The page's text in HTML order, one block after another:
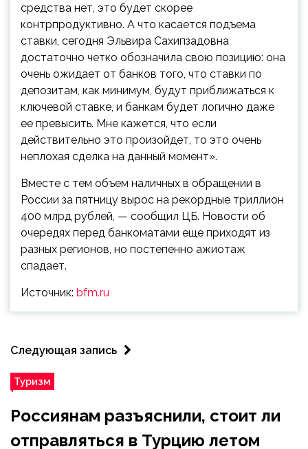
средства нет, это будет скорее
контрпродуктивно. А что касается подъема
ставки, сегодня Эльвира Сахипзадовна
достаточно четко обозначила свою позицию: она
очень ожидает от банков того, что ставки по
депозитам, как минимум, будут приближаться к
ключевой ставке, и банкам будет логично даже
ее превысить. Мне кажется, что если
действительно это произойдет, то это очень
неплохая сделка на данный момент».
Вместе с тем объем наличных в обращении в
России за пятницу вырос на рекордные триллион
400 млрд рублей, — сообщил ЦБ. Новости об
очередях перед банкоматами еще приходят из
разных регионов, но постепенно ажиотаж
спадает.
Источник: bfm.ru
Следующая запись
Туризм
Россиянам разъяснили, стоит ли
отправляться в Турцию летом